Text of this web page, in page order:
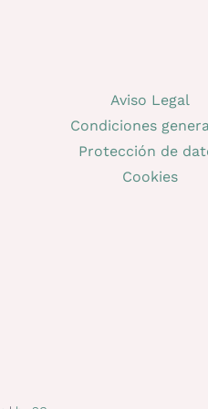
Aviso Legal
Condiciones
Protección de
Cookies